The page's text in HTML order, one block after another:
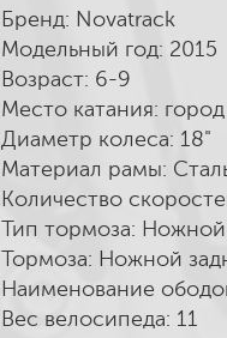
Бренд: Novatrack
Модельный год: 2015
Возраст: 6-9
Место катания: город
Диаметр колеса: 18"
Материал рамы:
Количество
Тип тормоза:
Тормоза: Ножной
Наименование
Вес велосипеда: 11